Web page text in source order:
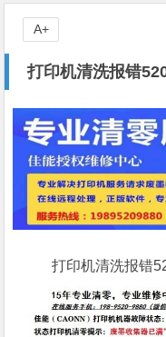
打印机清洗报错
A+
打印机清洗报错